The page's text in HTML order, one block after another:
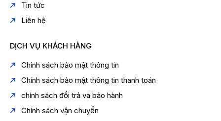
Tin tức
Liên hệ
DỊCH VỤ KHÁCH HÀNG
Chính sách bảo mật thông tin
Chính sách bảo mật thông tin thanh toán
chính sách đổi trả và bảo hành
Chính sách vận chuyển